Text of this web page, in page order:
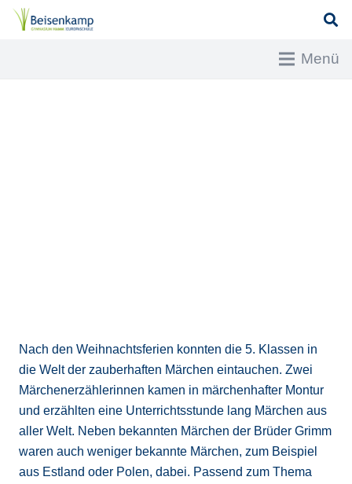
Menü
Nach den Weihnachtsferien konnten die 5. Klassen in
die Welt der zauberhaften Märchen eintauchen. Zwei
Märchenerzählerinnen kamen in märchenhafter Montur
und erzählten eine Unterrichtsstunde lang Märchen aus
aller Welt. Neben bekannten Märchen der Brüder Grimm
waren auch weniger bekannte Märchen, zum Beispiel
aus Estland oder Polen, dabei. Passend zum Thema